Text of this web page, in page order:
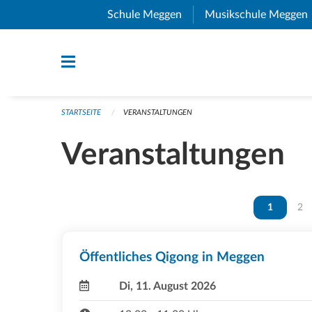
Navigation überspringen
Schule Meggen (External Link)
Musikschule Meggen
STARTSEITE VERANSTALTUNGEN
Veranstaltungen
Vous êtes
1 2
Öffentliches Qigong in Meggen
Di, 11. August 2026